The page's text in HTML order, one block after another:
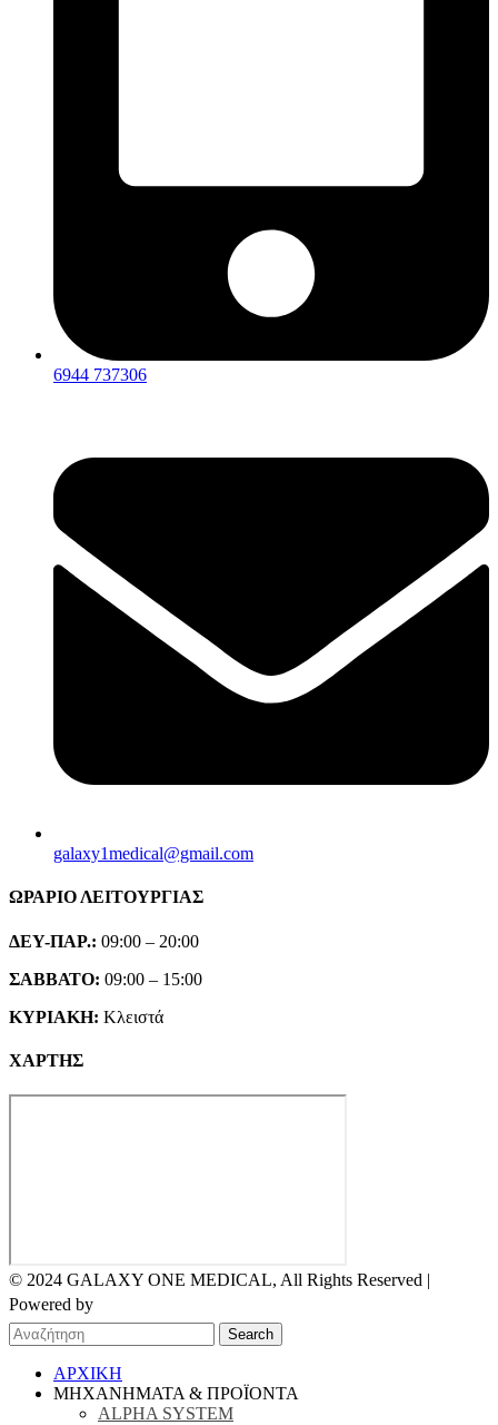
6944 737306
galaxy1medical@gmail.com
ΩΡΑΡΙΟ ΛΕΙΤΟΥΡΓΙΑΣ
ΔΕΥ-ΠΑΡ.: 09:00 – 20:00
ΣΑΒΒΑΤΟ: 09:00 – 15:00
ΚΥΡΙΑΚΗ: Κλειστά
ΧΑΡΤΗΣ
© 2024 GALAXY ONE MEDICAL, All Rights Reserved |
Powered by
Search
ΑΡΧΙΚΗ
ΜΗΧΑΝΗΜΑΤΑ & ΠΡΟΪΟΝΤΑ
ALPHA SYSTEM